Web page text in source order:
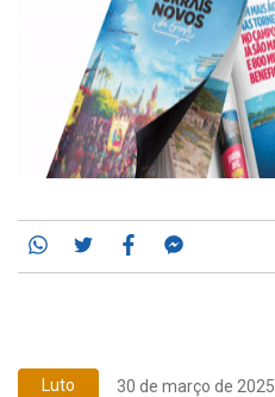
Whatsapp
TwitterFacebook
Luto 30 de março de 2025